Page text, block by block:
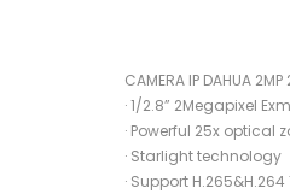
CAMERA IP DAHUA
· 1/2.8” 2Megapixel
· Powerful 25x optical
· Starlight technology
· Support